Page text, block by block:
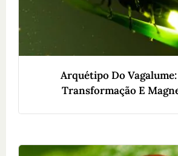
Arquétipo Do
Transformação E